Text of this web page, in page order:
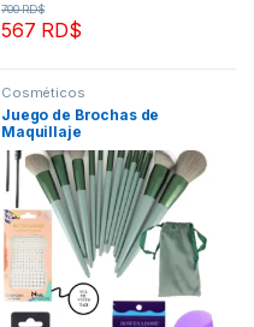
567 RD$
700RD$
Cosméticos
Juego de Brochas de
Maquillaje